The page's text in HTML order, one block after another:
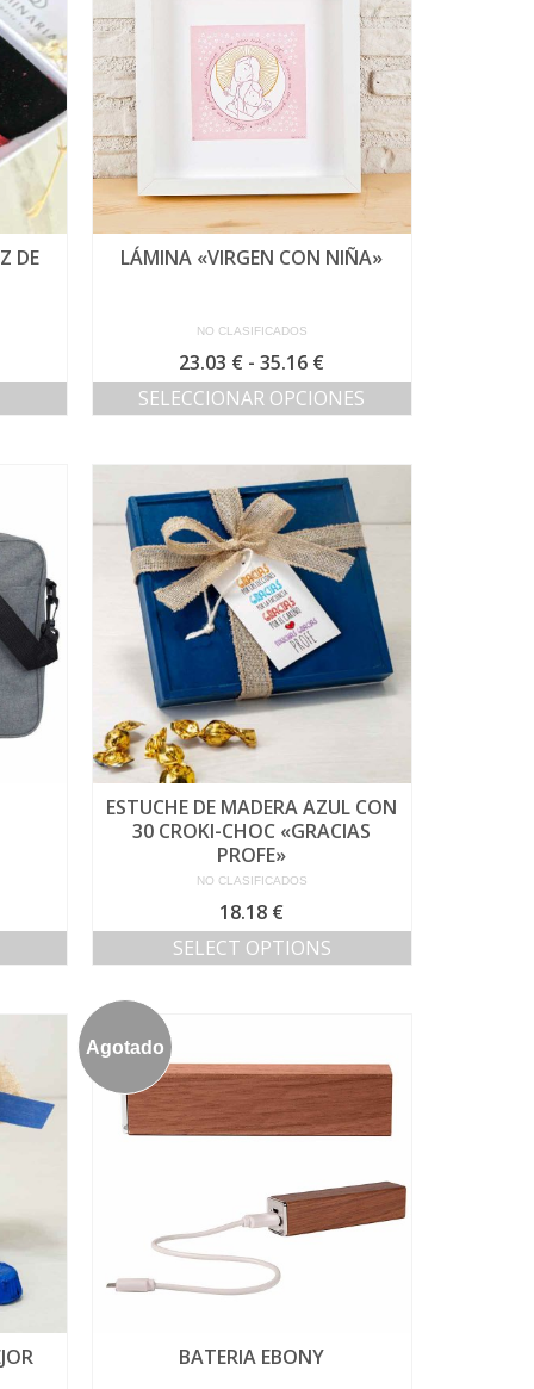
DE
LÁMINA «VIRGEN CON NIÑA»
NO CLASIFICADOS
23.03 € - 35.16 €Rango
de
precios:
hasta
35.16 €
SELECCIONAR OPCIONES
múltiples
variantes.
Las
opciones
se
pueden
elegir
en
la
página
de
ESTUCHE DE MADERA AZUL CON
30 CROKI-CHOC «GRACIAS
PROFE»
NO CLASIFICADOS
18.18 €
SELECT OPTIONS
Agotado
BATERIA EBONY